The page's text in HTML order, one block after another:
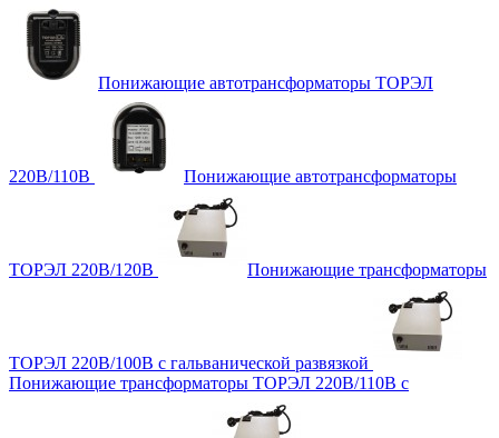
Понижающие автотрансформаторы ТОРЭЛ
220В/110В Понижающие автотрансформаторы
ТОРЭЛ 220В/120В Понижающие трансформаторы
ТОРЭЛ 220В/100В с гальванической развязкой
Понижающие трансформаторы ТОРЭЛ 220В/110В с